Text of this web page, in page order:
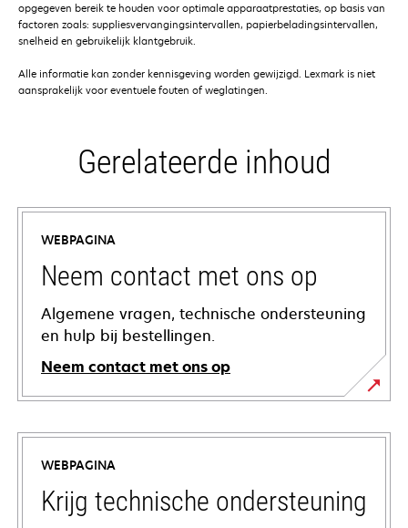
opgegeven bereik te houden voor optimale apparaatprestaties, op basis van
factoren zoals: suppliesvervangingsintervallen, papierbeladingsintervallen,
snelheid en gebruikelijk klantgebruik.
Alle informatie kan zonder kennisgeving worden gewijzigd. Lexmark is niet
aansprakelijk voor eventuele fouten of weglatingen.
Gerelateerde inhoud
WEBPAGINA
Neem contact met ons op
Algemene vragen, technische ondersteuning
en hulp bij bestellingen.
Neem contact met ons op
WEBPAGINA
Krijg technische ondersteuning